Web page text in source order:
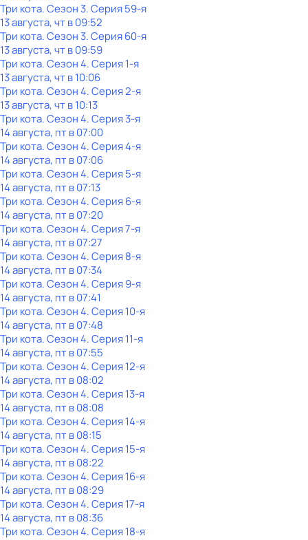
Три кота. Сезон 3. Серия 59-я
13 августа, чт в 09:52
Три кота. Сезон 3. Серия 60-я
13 августа, чт в 09:59
Три кота. Сезон 4. Серия 1-я
13 августа, чт в 10:06
Три кота. Сезон 4. Серия 2-я
13 августа, чт в 10:13
Три кота. Сезон 4. Серия 3-я
14 августа, пт в 07:00
Три кота. Сезон 4. Серия 4-я
14 августа, пт в 07:06
Три кота. Сезон 4. Серия 5-я
14 августа, пт в 07:13
Три кота. Сезон 4. Серия 6-я
14 августа, пт в 07:20
Три кота. Сезон 4. Серия 7-я
14 августа, пт в 07:27
Три кота. Сезон 4. Серия 8-я
14 августа, пт в 07:34
Три кота. Сезон 4. Серия 9-я
14 августа, пт в 07:41
Три кота. Сезон 4. Серия 10-я
14 августа, пт в 07:48
Три кота. Сезон 4. Серия 11-я
14 августа, пт в 07:55
Три кота. Сезон 4. Серия 12-я
14 августа, пт в 08:02
Три кота. Сезон 4. Серия 13-я
14 августа, пт в 08:08
Три кота. Сезон 4. Серия 14-я
14 августа, пт в 08:15
Три кота. Сезон 4. Серия 15-я
14 августа, пт в 08:22
Три кота. Сезон 4. Серия 16-я
14 августа, пт в 08:29
Три кота. Сезон 4. Серия 17-я
14 августа, пт в 08:36
Три кота. Сезон 4. Серия 18-я